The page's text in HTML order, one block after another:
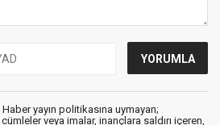
yayın politikasına uymayan;
veya imalar, inançlara saldırı içeren,